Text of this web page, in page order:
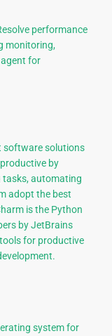
performance
monitoring,
agent for
software solutions
by
tasks, automating
adopt the best
is the Python
by JetBrains
for productive
system for